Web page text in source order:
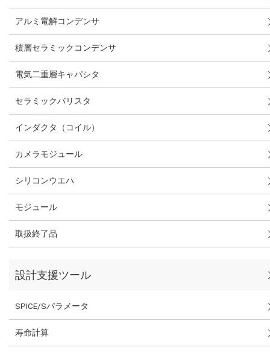
アルミ電解コンデンサ
積層セラミックコンデンサ
電気二重層キャパシタ
セラミックバリスタ
インダクタ（コイル）
カメラモジュール
シリコンウエハ
モジュール
取扱終了品
設計支援ツール
SPICE/Sパラメータ
寿命計算